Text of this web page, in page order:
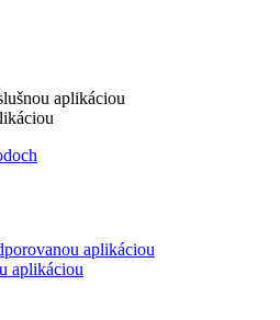
aplikáciou
aplikáciou
aplikáciou